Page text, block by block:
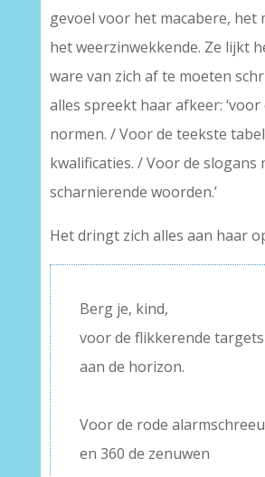
gevoel voor het macabere, het
het weerzinwekkende. Ze lijkt
ware van zich af te moeten
alles spreekt haar afkeer: ‘voor
normen. / Voor de teekste
kwalificaties. / Voor de slogans
scharnierende woorden.’
Het dringt zich alles aan haar
Berg je, kind,
voor de flikkerende targets
aan de horizon.
Voor de rode
en 360 de zenuwen